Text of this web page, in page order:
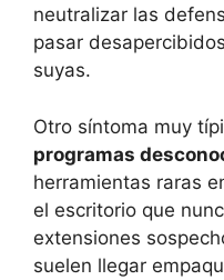
neutralizar las
pasar
suyas.
Otro síntoma muy
programas
herramientas raras
el escritorio que
extensiones
suelen llegar